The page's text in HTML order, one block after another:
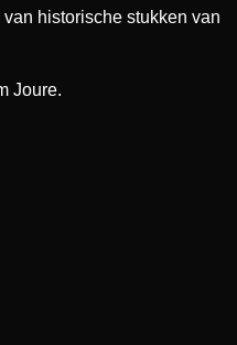
historische stukken van
Joure.